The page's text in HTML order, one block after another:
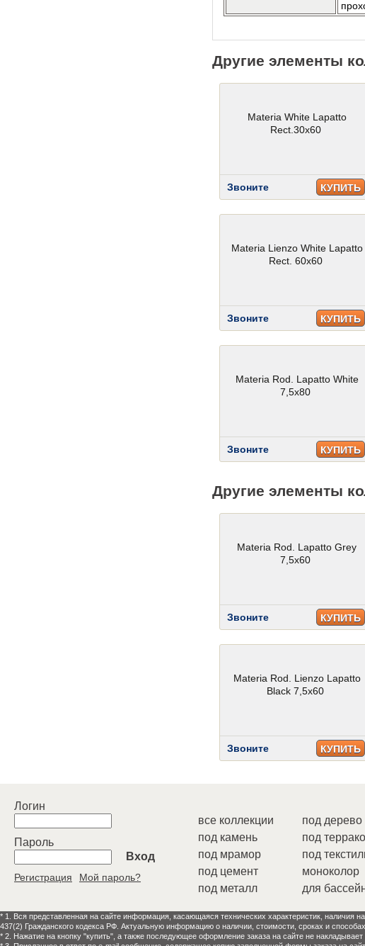
Другие элементы
Materia White Lapatto
Rect.30x60
Звоните КУПИТЬ
Materia Lienzo White Lapatto
Rect. 60x60
Звоните КУПИТЬ
Materia Rod. Lapatto White
7,5x80
Звоните КУПИТЬ
Другие элементы
Materia Rod. Lapatto Grey
7,5x60
Звоните КУПИТЬ
Materia Rod. Lienzo Lapatto
Black 7,5x60
Звоните КУПИТЬ
Логин
Пароль
Вход
Регистрация Мой пароль?
все коллекции
под камень
под мрамор
под цемент
под металл
под дерево
под
под
моноколор
для
* 1. Вся представленная на сайте информация, касающаяся технических характеристик,
437(2) Гражданского кодекса РФ. Актуальную информацию о наличии, стоимости, сроках и
* 2. Нажатие на кнопку "купить", а также последующее оформление заказа на сайте не накладывает